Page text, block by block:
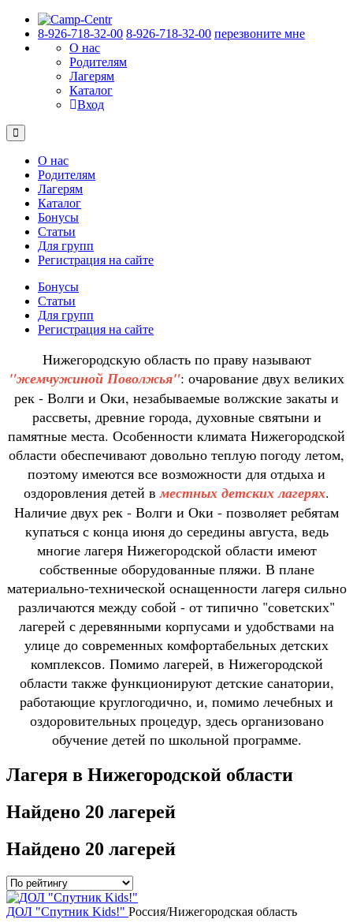
8-926-718-32-00 8-926-718-32-00 перезвоните мне
О нас
Родителям
Лагерям
Каталог
Вход
О нас
Родителям
Лагерям
Каталог
Бонусы
Статьи
Для групп
Регистрация на сайте
Бонусы
Статьи
Для групп
Регистрация на сайте
Нижегородскую область по праву называют
"жемчужиной Поволжья": очарование двух великих
рек - Волги и Оки, незабываемые волжские закаты и
рассветы, древние города, духовные святыни и
памятные места. Особенности климата Нижегородской
области обеспечивают довольно теплую погоду летом,
поэтому имеются все возможности для отдыха и
оздоровления детей вместных детских лагерях.
Наличие двух рек - Волги и Оки - позволяет ребятам
купаться с конца июня до середины августа, ведь
многие лагеря Нижегородской области имеют
собственные оборудованные пляжи. В плане
материально-технической оснащенности лагеря сильно
различаются между собой - от типично "советских"
лагерей с деревянными корпусами и удобствами на
улице до современных комфортабельных детских
комплексов. Помимо лагерей, в Нижегородской
области также функционируют детские санатории,
работающие круглогодично, и, помимо лечебных и
оздоровительных процедур, здесь организовано
обучение детей по школьной программе.
Лагеря в Нижегородской области
Найдено 20 лагерей
Найдено 20 лагерей
ДОЛ "Спутник Kids!" Россия/Нижегородская область